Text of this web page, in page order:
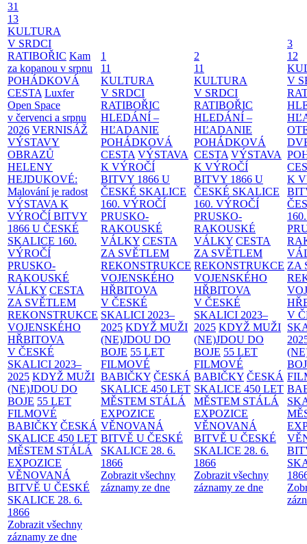
31
13
KULTURA
V SRDCI
RATIBOŘIC Kam
za kopanou v srpnu
POHÁDKOVÁ
CESTA Luxfer
Open Space
v červenci a srpnu
2026 VERNISÁŽ
VÝSTAVY
OBRAZŮ
HELENY
HEJDUKOVÉ:
Malování je radost
VÝSTAVA K
VÝROČÍ BITVY
1866 U ČESKÉ
SKALICE 160.
VÝROČÍ
PRUSKO-
RAKOUSKÉ
VÁLKY CESTA
ZA SVĚTLEM
REKONSTRUKCE
VOJENSKÉHO
HŘBITOVA
V ČESKÉ
SKALICI 2023–
2025 KDYŽ MUŽI
(NE)JDOU DO
BOJE 55 LET
FILMOVÉ
BABIČKY ČESKÁ
SKALICE 450 LET
MĚSTEM STÁLÁ
EXPOZICE
VĚNOVANÁ
BITVĚ U ČESKÉ
SKALICE 28. 6.
1866
Zobrazit všechny
záznamy ze dne
1
11
KULTURA
V SRDCI
RATIBOŘIC
HLEDÁNÍ –
HĽADANIE
POHÁDKOVÁ
CESTA VÝSTAVA
K VÝROČÍ
BITVY 1866 U
ČESKÉ SKALICE
160. VÝROČÍ
PRUSKO-
RAKOUSKÉ
VÁLKY CESTA
ZA SVĚTLEM
REKONSTRUKCE
VOJENSKÉHO
HŘBITOVA
V ČESKÉ
SKALICI 2023–
2025 KDYŽ MUŽI
(NE)JDOU DO
BOJE 55 LET
FILMOVÉ
BABIČKY ČESKÁ
SKALICE 450 LET
MĚSTEM STÁLÁ
EXPOZICE
VĚNOVANÁ
BITVĚ U ČESKÉ
SKALICE 28. 6.
1866
Zobrazit všechny
záznamy ze dne
2
11
KULTURA
V SRDCI
RATIBOŘIC
HLEDÁNÍ –
HĽADANIE
POHÁDKOVÁ
CESTA VÝSTAVA
K VÝROČÍ
BITVY 1866 U
ČESKÉ SKALICE
160. VÝROČÍ
PRUSKO-
RAKOUSKÉ
VÁLKY CESTA
ZA SVĚTLEM
REKONSTRUKCE
VOJENSKÉHO
HŘBITOVA
V ČESKÉ
SKALICI 2023–
2025 KDYŽ MUŽI
(NE)JDOU DO
BOJE 55 LET
FILMOVÉ
BABIČKY ČESKÁ
SKALICE 450 LET
MĚSTEM STÁLÁ
EXPOZICE
VĚNOVANÁ
BITVĚ U ČESKÉ
SKALICE 28. 6.
1866
Zobrazit všechny
záznamy ze dne
3
12
V
K
ZA
V